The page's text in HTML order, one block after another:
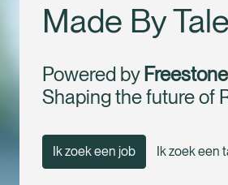
Made By
Powered by Freestone
Shaping the future of
Ik zoek een job Ik zoek een